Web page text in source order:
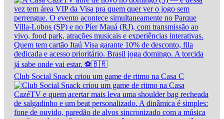
Club Social Snack criou um game de ritmo na Casa C